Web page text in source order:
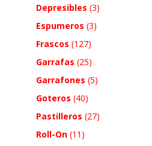
Depresibles (3)
Espumeros (3)
Frascos (127)
Garrafas (25)
Garrafones (5)
Goteros (40)
Pastilleros (27)
Roll-On (11)